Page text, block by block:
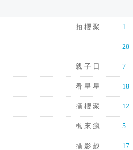
拍 櫻 聚 1
28
親 子 日 7
看 星 星 18
攝 櫻 聚 12
楓 來 瘋 5
攝 影 趣 17